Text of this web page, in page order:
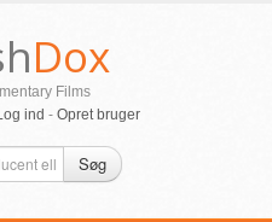
Dox
Films
ind - Opret bruger
Søg